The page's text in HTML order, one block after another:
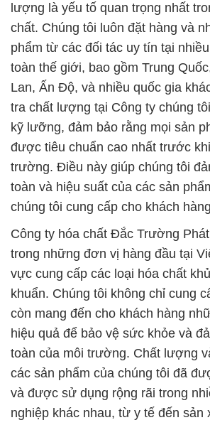
lượng là yếu tố quan trọng nhất
chất. Chúng tôi luôn đặt hàng và
phẩm từ các đối tác uy tín tại
toàn thế giới, bao gồm Trung
Lan, Ấn Độ, và nhiều quốc gia
tra chất lượng tại Công ty chúng
kỹ lưỡng, đảm bảo rằng mọi sản
được tiêu chuẩn cao nhất trước
trường. Điều này giúp chúng tôi
toàn và hiệu suất của các sản
chúng tôi cung cấp cho khách
Công ty hóa chất Đắc Trường
trong những đơn vị hàng đầu tại
vực cung cấp các loại hóa chất
khuẩn. Chúng tôi không chỉ cung
còn mang đến cho khách hàng
hiệu quả để bảo vệ sức khỏe và
toàn của môi trường. Chất lượng
các sản phẩm của chúng tôi đã
và được sử dụng rộng rãi trong
nghiệp khác nhau, từ y tế đến sản